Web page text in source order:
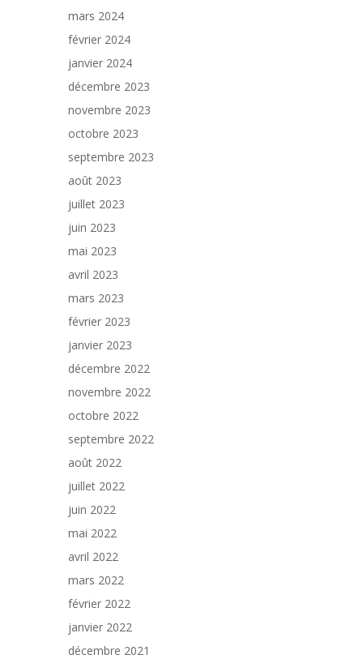
mars 2024
février 2024
janvier 2024
décembre 2023
novembre 2023
octobre 2023
septembre 2023
août 2023
juillet 2023
juin 2023
mai 2023
avril 2023
mars 2023
février 2023
janvier 2023
décembre 2022
novembre 2022
octobre 2022
septembre 2022
août 2022
juillet 2022
juin 2022
mai 2022
avril 2022
mars 2022
février 2022
janvier 2022
décembre 2021